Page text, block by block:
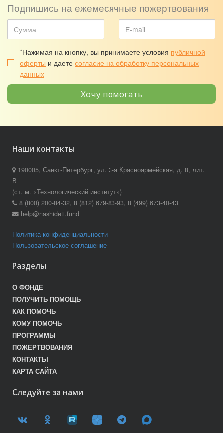
Подпишись на ежемесячные пожертвования
*Нажимая на кнопку, вы принимаете условия публичной
оферты и даете согласие на обработку персональных
данных
Хочу помогать
Наши контакты
190005, Санкт-Петербург, ул. 3-я Красноармейская, д. 8, лит.
В
(ст. м. «Технологический институт»)
8 (800) 200-84-32, 8 (812) 679-83-93, 8 (499) 673-40-43
help@nashideti.fund
Политика конфиденциальности
Пользовательское соглашение
Разделы
О ФОНДЕ
ПОЛУЧИТЬ ПОМОЩЬ
КАК ПОМОЧЬ
КОМУ ПОМОЧЬ
ПРОГРАММЫ
ПОЖЕРТВОВАНИЯ
КОНТАКТЫ
КАРТА САЙТА
Следуйте за нами